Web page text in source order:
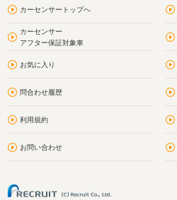
カーセンサートップへ
カーセンサー
アフター保証対象車
お気に入り
問合わせ履歴
利用規約
お問い合わせ